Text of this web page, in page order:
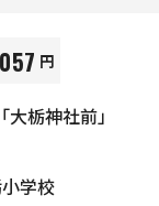
円
栃神社前」
学校